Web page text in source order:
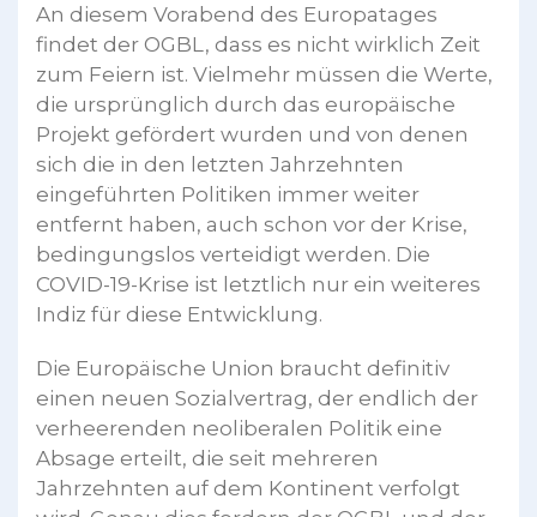
An diesem Vorabend des Europatages
findet der OGBL, dass es nicht wirklich Zeit
zum Feiern ist. Vielmehr müssen die Werte,
die ursprünglich durch das europäische
Projekt gefördert wurden und von denen
sich die in den letzten Jahrzehnten
eingeführten Politiken immer weiter
entfernt haben, auch schon vor der Krise,
bedingungslos verteidigt werden. Die
COVID-19-Krise ist letztlich nur ein weiteres
Indiz für diese Entwicklung.
Die Europäische Union braucht definitiv
einen neuen Sozialvertrag, der endlich der
verheerenden neoliberalen Politik eine
Absage erteilt, die seit mehreren
Jahrzehnten auf dem Kontinent verfolgt